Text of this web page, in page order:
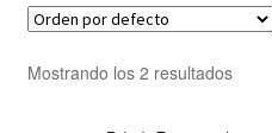
Acerca de ArquiRegalos
Contacta
Mostrando los 2 resultados